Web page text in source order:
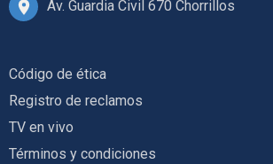
Av. Guardia Civil 670 Chorrillos
Código de ética
Registro de reclamos
TV en vivo
Términos y condiciones